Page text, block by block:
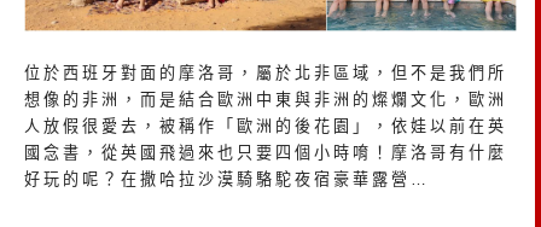
位於西班牙對面的摩洛哥，屬於北非區域，但不是我們所
想像的非洲，而是結合歐洲中東與非洲的燦爛文化，歐洲
人放假很愛去，被稱作「歐洲的後花園」，依娃以前在英
國念書，從英國飛過來也只要四個小時唷！摩洛哥有什麼
好玩的呢？在撒哈拉沙漠騎駱駝夜宿豪華露營…